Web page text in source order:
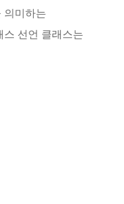
의미하는
선언 클래스는